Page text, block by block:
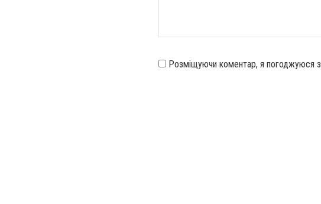
Розміщуючи коментар, я погоджуюся з